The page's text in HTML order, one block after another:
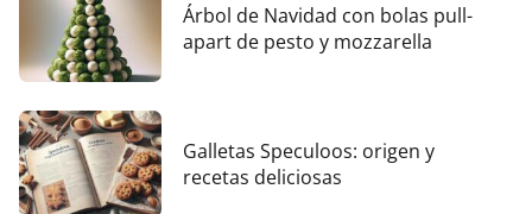
Árbol de Navidad con bolas pull-
apart de pesto y mozzarella
Galletas Speculoos: origen y
recetas deliciosas